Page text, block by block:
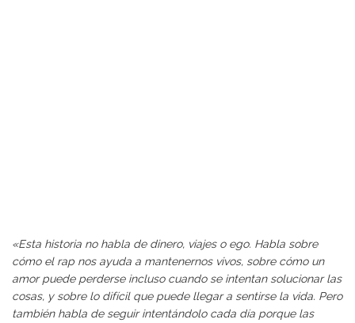
«Esta historia no habla de dinero, viajes o ego. Habla sobre
cómo el rap nos ayuda a mantenernos vivos, sobre cómo un
amor puede perderse incluso cuando se intentan solucionar las
cosas, y sobre lo difícil que puede llegar a sentirse la vida. Pero
también habla de seguir intentándolo cada día porque las